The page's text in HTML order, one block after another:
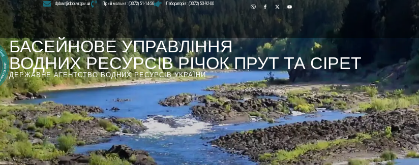
Лабораторія: (0372) 53-92-00
dpbuvr@dpbuvr.gov.ua Приймальня: (0372) 51-14-56
БАСЕЙНОВЕ УПРАВЛІННЯ
ВОДНИХ РЕСУРСІВ РІЧОК ПРУТ ТА СІРЕТ
ДЕРЖАВНЕ АГЕНТСТВО ВОДНИХ РЕСУРСІВ УКРАЇНИ